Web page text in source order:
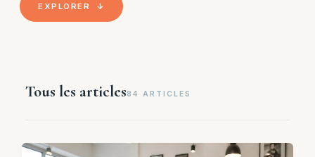
EXPLORER ↓
Tous les articles84 ARTICLES